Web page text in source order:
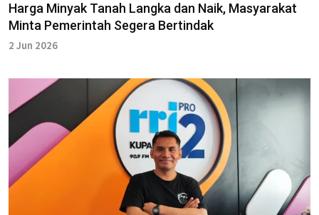
Harga Minyak Tanah Langka dan Naik, Masyarakat
Minta Pemerintah Segera Bertindak
2 Jun 2026